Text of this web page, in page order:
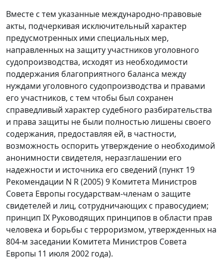
Вместе с тем указанные международно-правовые
акты, подчеркивая исключительный характер
предусмотренных ими специальных мер,
направленных на защиту участников уголовного
судопроизводства, исходят из необходимости
поддержания благоприятного баланса между
нуждами уголовного судопроизводства и правами
его участников, с тем чтобы был сохранен
справедливый характер судебного разбирательства
и права защиты не были полностью лишены своего
содержания, предоставляя ей, в частности,
возможность оспорить утверждение о необходимой
анонимности свидетеля, неразглашении его
надежности и источника его сведений (пункт 19
Рекомендации N R (2005) 9 Комитета Министров
Совета Европы государствам-членам о защите
свидетелей и лиц, сотрудничающих с правосудием;
принцип IX Руководящих принципов в области прав
человека и борьбы с терроризмом, утвержденных на
804-м заседании Комитета Министров Совета
Европы 11 июля 2002 года).